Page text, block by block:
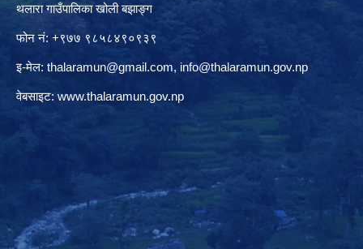
थलारा गाउँपालिका खोली बझाङ्ग
फोन नं: +९७७ ९८५८४९०९३९
इ-मेल: thalaramun@gmail.com, info@thalaramun.gov.np
वेबसाइट: www.thalaramun.gov.np